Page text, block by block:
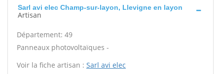
Sarl avi elec Champ-sur-layon, Llevigne en layon
Artisan
Département: 49
Panneaux photovoltaïques -
Voir la fiche artisan : Sarl avi elec